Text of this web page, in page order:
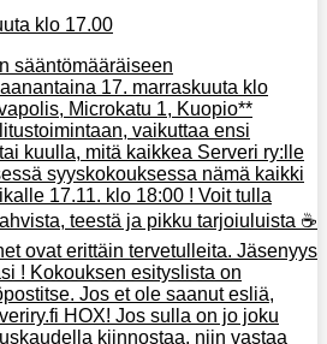
klo 17.00
sääntömääräiseen
17. marraskuuta klo
Microkatu 1, Kuopio**
vaikuttaa ensi
kuulla, mitä kaikkea Serveri ry:lle
syyskokouksessa nämä kaikki
17.11. klo 18:00 ! Voit tulla
teestä ja pikku tarjoiuluista ☕️
ovat erittäin tervetulleita. Jäsenyys
! Kokouksen esityslista on
Jos et ole saanut esliä,
HOX! Jos sulla on jo joku
kiinnostaa, niin vastaa